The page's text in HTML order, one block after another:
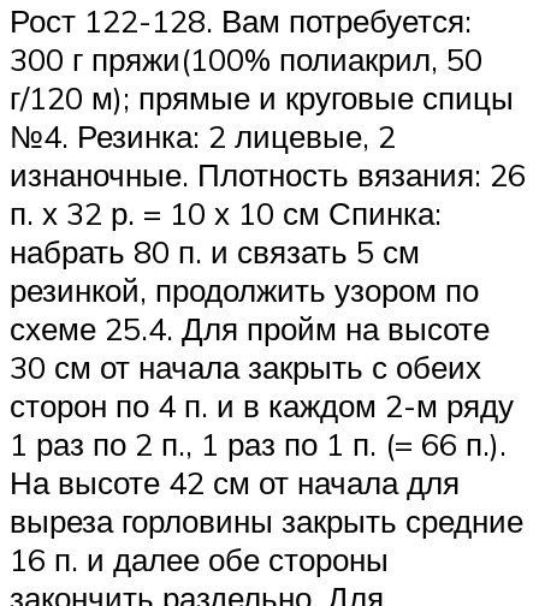
Рост 122-128. Вам потребуется:
300 г пряжи(100% полиакрил, 50
г/120 м); прямые и круговые спицы
№4. Резинка: 2 лицевые, 2
изнаночные. Плотность вязания: 26
п. х 32 р. = 10 х 10 см Спинка:
набрать 80 п. и связать 5 см
резинкой, продолжить узором по
схеме 25.4. Для пройм на высоте
30 см от начала закрыть с обеих
сторон по 4 п. и в каждом 2-м ряду
1 раз по 2 п., 1 раз по 1 п. (= 66 п.).
На высоте 42 см от начала для
выреза горловины закрыть средние
16 п. и далее обе стороны
закончить раздельно. Для